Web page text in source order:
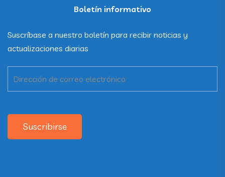
Boletín informativo
Suscríbase a nuestro boletín para recibir noticias y
actualizaciones diarias
Suscribirse